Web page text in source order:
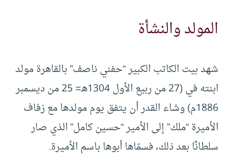
المولد والنشأة
شهد بيت الكاتب الكبير “حفني ناصف” بالقاهرة مولد
ابنته في (27 من ربيع الأول 1304هـ= 25 من ديسمبر
1886م) وشاء القدر أن يتفق يوم مولدها مع زفاف
الأميرة “ملك” إلى الأمير “حسين كامل” الذي صار
سلطانًا بعد ذلك، فسمّاها أبوها باسم الأميرة.